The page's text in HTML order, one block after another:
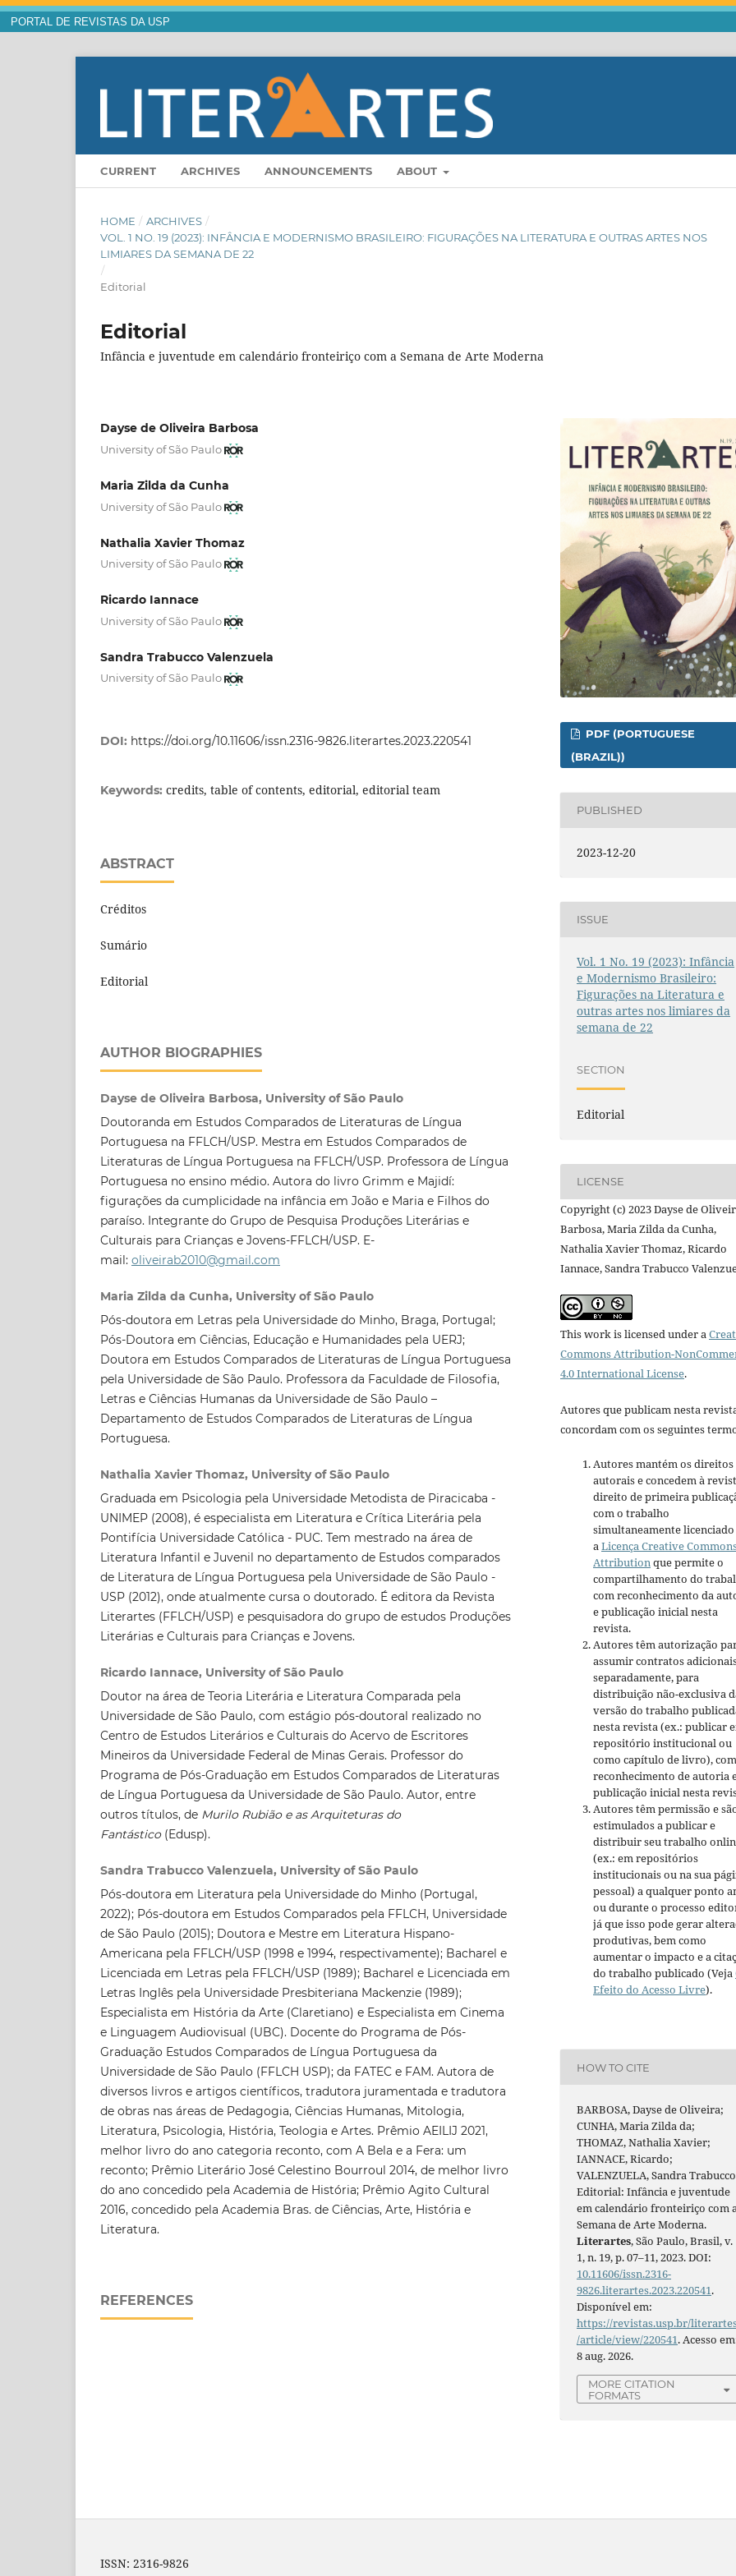
PORTAL DE REVISTAS DA USP
CURRENT ARCHIVES ANNOUNCEMENTS ABOUT
HOME / ARCHIVES /
VOL. 1 NO. 19 (2023): INFÂNCIA E MODERNISMO BRASILEIRO: FIGURAÇÕES NA LITERATURA E OUTRAS ARTES NOS
LIMIARES DA SEMANA DE 22
/
Editorial
Editorial
Infância e juventude em calendário fronteiriço com a Semana de Arte Moderna
Dayse de Oliveira Barbosa
University of São Paulo
Maria Zilda da Cunha
University of São Paulo
Nathalia Xavier Thomaz
University of São Paulo
Ricardo Iannace
University of São Paulo
Sandra Trabucco Valenzuela
University of São Paulo
DOI: https://doi.org/10.11606/issn.2316-9826.literartes.2023.220541
Keywords: credits, table of contents, editorial, editorial team
ABSTRACT
Créditos
Sumário
Editorial
AUTHOR BIOGRAPHIES
Dayse de Oliveira Barbosa, University of São Paulo
Doutoranda em Estudos Comparados de Literaturas de Língua
Portuguesa na FFLCH/USP. Mestra em Estudos Comparados de
Literaturas de Língua Portuguesa na FFLCH/USP. Professora de Língua
Portuguesa no ensino médio. Autora do livro Grimm e Majidí:
figurações da cumplicidade na infância em João e Maria e Filhos do
paraíso. Integrante do Grupo de Pesquisa Produções Literárias e
Culturais para Crianças e Jovens-FFLCH/USP. E-
mail: oliveirab2010@gmail.com
Maria Zilda da Cunha, University of São Paulo
Pós-doutora em Letras pela Universidade do Minho, Braga, Portugal;
Pós-Doutora em Ciências, Educação e Humanidades pela UERJ;
Doutora em Estudos Comparados de Literaturas de Língua Portuguesa
pela Universidade de São Paulo. Professora da Faculdade de Filosofia,
Letras e Ciências Humanas da Universidade de São Paulo –
Departamento de Estudos Comparados de Literaturas de Língua
Portuguesa.
Nathalia Xavier Thomaz, University of São Paulo
Graduada em Psicologia pela Universidade Metodista de Piracicaba -
UNIMEP (2008), é especialista em Literatura e Crítica Literária pela
Pontifícia Universidade Católica - PUC. Tem mestrado na área de
Literatura Infantil e Juvenil no departamento de Estudos comparados
de Literatura de Língua Portuguesa pela Universidade de São Paulo -
USP (2012), onde atualmente cursa o doutorado. É editora da Revista
Literartes (FFLCH/USP) e pesquisadora do grupo de estudos Produções
Literárias e Culturais para Crianças e Jovens.
Ricardo Iannace, University of São Paulo
Doutor na área de Teoria Literária e Literatura Comparada pela
Universidade de São Paulo, com estágio pós-doutoral realizado no
Centro de Estudos Literários e Culturais do Acervo de Escritores
Mineiros da Universidade Federal de Minas Gerais. Professor do
Programa de Pós-Graduação em Estudos Comparados de Literaturas
de Língua Portuguesa da Universidade de São Paulo. Autor, entre
outros títulos, de Murilo Rubião e as Arquiteturas do
Fantástico(Edusp).
Sandra Trabucco Valenzuela, University of São Paulo
Pós-doutora em Literatura pela Universidade do Minho (Portugal,
2022); Pós-doutora em Estudos Comparados pela FFLCH, Universidade
de São Paulo (2015); Doutora e Mestre em Literatura Hispano-
Americana pela FFLCH/USP (1998 e 1994, respectivamente); Bacharel e
Licenciada em Letras pela FFLCH/USP (1989); Bacharel e Licenciada em
Letras Inglês pela Universidade Presbiteriana Mackenzie (1989);
Especialista em História da Arte (Claretiano) e Especialista em Cinema
e Linguagem Audiovisual (UBC). Docente do Programa de Pós-
Graduação Estudos Comparados de Língua Portuguesa da
Universidade de São Paulo (FFLCH USP); da FATEC e FAM. Autora de
diversos livros e artigos científicos, tradutora juramentada e tradutora
de obras nas áreas de Pedagogia, Ciências Humanas, Mitologia,
Literatura, Psicologia, História, Teologia e Artes. Prêmio AEILIJ 2021,
melhor livro do ano categoria reconto, com A Bela e a Fera: um
reconto; Prêmio Literário José Celestino Bourroul 2014, de melhor livro
do ano concedido pela Academia de História; Prêmio Agito Cultural
2016, concedido pela Academia Bras. de Ciências, Arte, História e
Literatura.
REFERENCES
PDF (PORTUGUESE
(BRAZIL))
PUBLISHED
2023-12-20
ISSUE
Vol. 1 No. 19 (2023): Infância
e Modernismo Brasileiro:
Figurações na Literatura e
outras artes nos limiares da
semana de 22
SECTION
Editorial
LICENSE
Copyright (c) 2023 Dayse de
Barbosa, Maria Zilda da Cunha,
Nathalia Xavier Thomaz, Ricardo
Iannace, Sandra Trabucco
This work is licensed under a
Commons Attribution-
4.0 International License.
Autores que publicam nesta
concordam com os seguintes
Autores mantém os direitos
autorais e concedem à
direito de primeira
com o trabalho
simultaneamente
aLicença Creative
Attributionque permite o
compartilhamento do
com reconhecimento da
e publicação inicial nesta
revista.
Autores têm autorização
assumir contratos
separadamente, para
distribuição não-exclusiva
versão do trabalho
nesta revista (ex.: publicar
repositório institucional ou
como capítulo de livro), com
reconhecimento de autoria
publicação inicial nesta
Autores têm permissão e
estimulados a publicar e
distribuir seu trabalho
(ex.: em repositórios
institucionais ou na sua
pessoal) a qualquer ponto
ou durante o processo
já que isso pode gerar
produtivas, bem como
aumentar o impacto e a
do trabalho publicado (Veja
Efeito do Acesso Livre).
HOW TO CITE
BARBOSA, Dayse de Oliveira;
CUNHA, Maria Zilda da;
THOMAZ, Nathalia Xavier;
IANNACE, Ricardo;
VALENZUELA, Sandra
Editorial: Infância e juventude
em calendário fronteiriço com
Semana de Arte Moderna.
Literartes, São Paulo, Brasil, v.
1, n. 19, p. 07–11, 2023. DOI:
10.11606/issn.2316-
9826.literartes.2023.220541.
Disponível em:
https://revistas.usp.br/
/article/view/220541. Acesso
8 aug. 2026.
MORE CITATION
FORMATS
ISSN: 2316-9826